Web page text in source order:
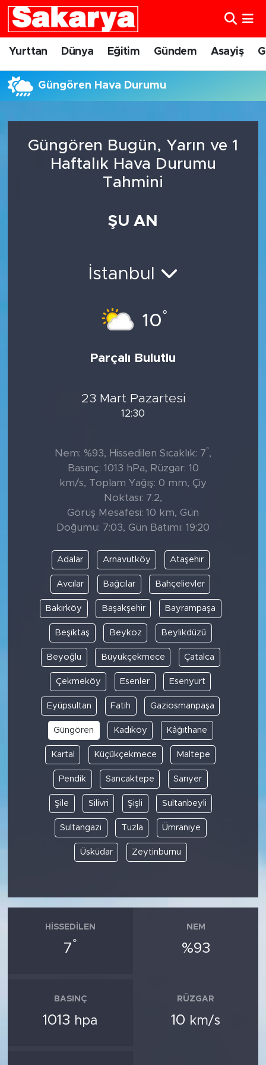
Yurttan Dünya Eğitim Gündem Asayiş
Güngören Hava Durumu
Güngören Bugün, Yarın ve 1
Haftalık Hava Durumu
Tahmini
ŞU AN
İstanbul
10°
Parçalı Bulutlu
23 Mart Pazartesi
12:30
Nem: %93, Hissedilen Sıcaklık: 7°,
Basınç: 1013 hPa, Rüzgar: 10
km/s, Toplam Yağış: 0 mm, Çiy
Noktası: 7.2,
Görüş Mesafesi: 10 km, Gün
Doğumu: 7:03, Gün Batımı: 19:20
Adalar Arnavutköy Ataşehir
Avcılar Bağcılar Bahçelievler
Bakırköy Başakşehir Bayrampaşa
Beşiktaş Beykoz Beylikdüzü
Beyoğlu Büyükçekmece Çatalca
Çekmeköy Esenler Esenyurt
Eyüpsultan Fatih Gaziosmanpaşa
Güngören Kadıköy Kâğıthane
Kartal Küçükçekmece Maltepe
Pendik Sancaktepe Sarıyer
Şile Silivri Şişli Sultanbeyli
Sultangazi Tuzla Ümraniye
Üsküdar Zeytinburnu
HISSEDILEN
7°
NEM
%93
BASINÇ
1013 hpa
RÜZGAR
10 km/s
Yurttan
Eskişehirspor
Eskişehir Nöbetçi Eczaneler
Süper Lig Puan Durumu ve Fikstür
Son Dakika Haberleri